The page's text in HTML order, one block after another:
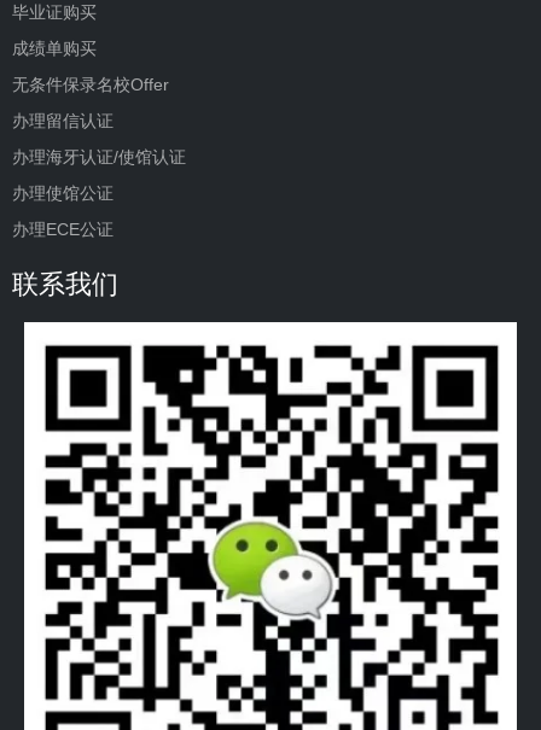
毕业证购买
成绩单购买
无条件保录名校Offer
办理留信认证
办理海牙认证/使馆认证
办理使馆公证
办理ECE公证
联系我们